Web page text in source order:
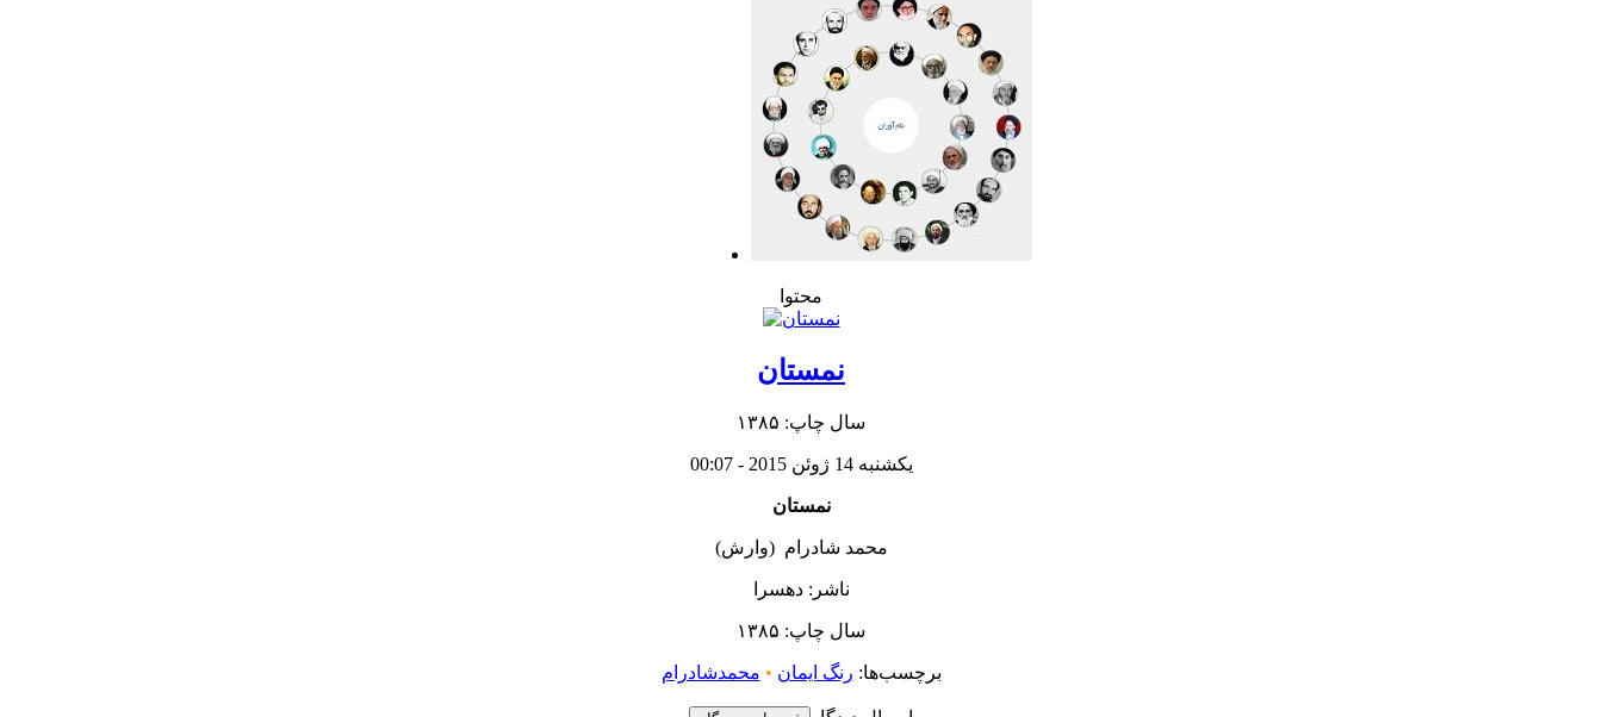
محتوا
نمستان
سال چاپ: ۱۳۸۵
یکشنبه 14 ژوئن 2015 - 00:07
نمستان
محمد شادرام (وارش)
ناشر: دهسرا
سال چاپ: ۱۳۸۵
برچسب‌ها: رنگ ایمان • محمدشادرام